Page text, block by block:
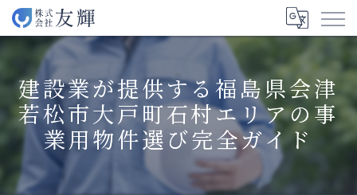
建設業が提供する福島県会津
若松市大戸町石村エリアの事
業用物件選び完全ガイド